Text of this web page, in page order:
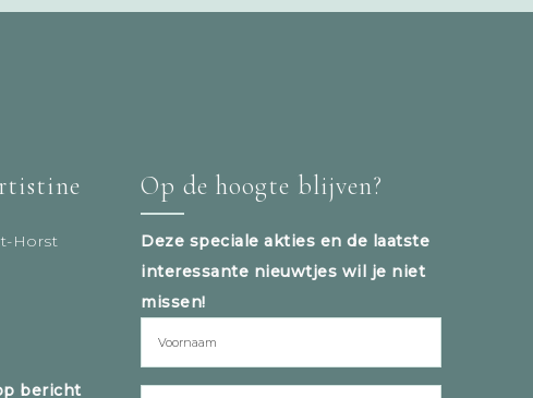
Horst
bericht
Op de hoogte blijven?
Deze speciale akties en de laatste
interessante nieuwtjes wil je niet
missen!